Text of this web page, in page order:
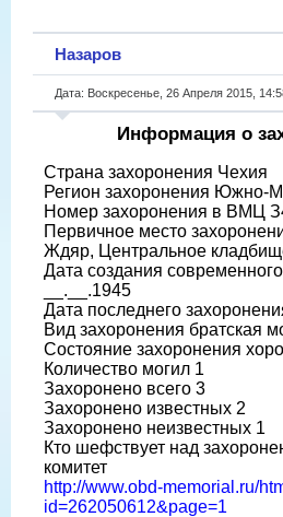
Назаров
Дата: Воскресенье, 26 Апреля 2015,
Информация о
Страна захоронения Чехия
Регион захоронения Южно-
Номер захоронения в ВМЦ
Первичное место
Ждяр, Центральное
Дата создания
__.__.1945
Дата последнего
Вид захоронения братская
Состояние захоронения
Количество могил 1
Захоронено всего 3
Захоронено известных 2
Захоронено неизвестных 1
Кто шефствует над
комитет
http://www.obd-memorial.ru/
id=262050612&page=1